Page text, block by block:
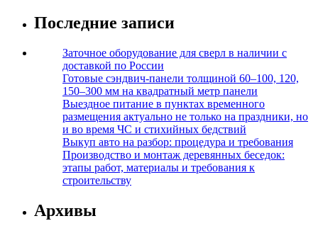
Последние записи
Заточное оборудование для сверл в наличии с
доставкой по России
Готовые сэндвич-панели толщиной 60–100, 120,
150–300 мм на квадратный метр панели
Выездное питание в пунктах временного
размещения актуально не только на праздники, но
и во время ЧС и стихийных бедствий
Выкуп авто на разбор: процедура и требования
Производство и монтаж деревянных беседок:
этапы работ, материалы и требования к
строительству
Архивы